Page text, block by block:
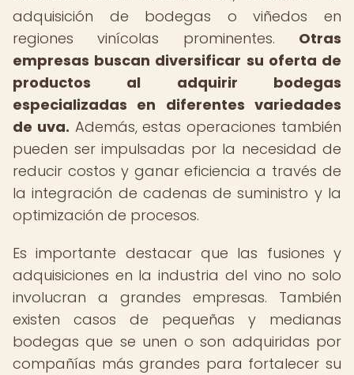
adquisición de bodegas o viñedos en
regiones vinícolas prominentes. Otras
empresas buscan diversificar su oferta de
productos al adquirir bodegas
especializadas en diferentes variedades
de uva. Además, estas operaciones también
pueden ser impulsadas por la necesidad de
reducir costos y ganar eficiencia a través de
la integración de cadenas de suministro y la
optimización de procesos.
Es importante destacar que las fusiones y
adquisiciones en la industria del vino no solo
involucran a grandes empresas. También
existen casos de pequeñas y medianas
bodegas que se unen o son adquiridas por
compañías más grandes para fortalecer su